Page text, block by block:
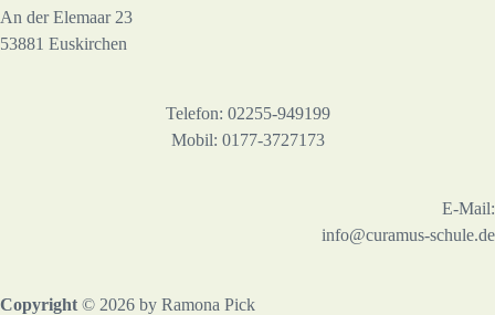
An der Elemaar 23
53881 Euskirchen
Telefon: 02255-949199
Mobil: 0177-3727173
E-Mail:
info@curamus-schule.de
Copyright © 2026 by Ramona Pick